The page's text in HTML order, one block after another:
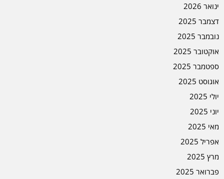
ינואר 2026
דצמבר 2025
נובמבר 2025
אוקטובר 2025
ספטמבר 2025
אוגוסט 2025
יולי 2025
יוני 2025
מאי 2025
אפריל 2025
מרץ 2025
פברואר 2025